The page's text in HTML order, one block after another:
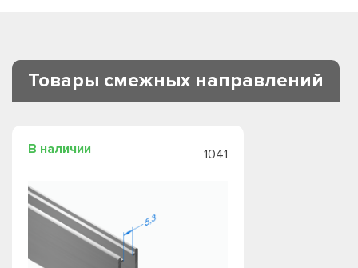
Товары смежных направлений
В наличии 1041